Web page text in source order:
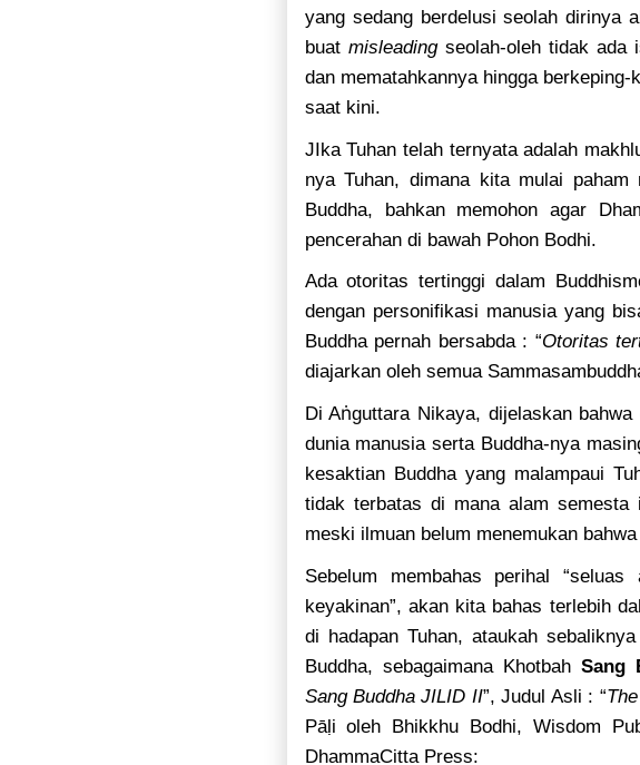
yang sedang berdelusi seolah dirinya
buat misleadingseolah-oleh tidak ada
dan mematahkannya hingga
saat kini.
JIka Tuhan telah ternyata adalah
nya Tuhan, dimana kita mulai paham
Buddha, bahkan memohon agar
pencerahan di bawah Pohon Bodhi.
Ada otoritas tertinggi dalam
dengan personifikasi manusia yang
Buddha pernah bersabda : “Otoritas
diajarkan oleh semua
Di Aṅguttara Nikaya, dijelaskan
dunia manusia serta Buddha-nya
kesaktian Buddha yang malampaui
tidak terbatas di mana alam semesta
meski ilmuan belum menemukan
Sebelum membahas perihal
keyakinan”, akan kita bahas terlebih
di hadapan Tuhan, ataukah
Buddha, sebagaimana Khotbah Sang
Sang Buddha JILID II”, Judul Asli : “
Pāḷi oleh Bhikkhu Bodhi, Wisdom
DhammaCitta Press: